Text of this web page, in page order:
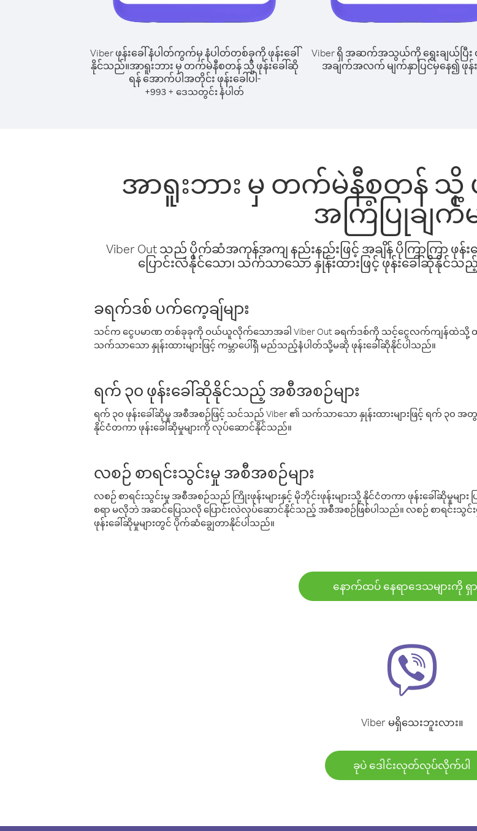
Viber ဖုန်းခေါ်နံပါတ်ကွက်မှ နံပါတ်တစ်ခုကို ဖုန်းခေါ်
နိုင်သည်။အာရူးဘား မှ တက်မဲနီစတန် သို့ ဖုန်းခေါ်ဆို
ရန် အောက်ပါအတိုင်း ဖုန်းခေါ်ပါ-
+993 + ဒေသတွင်း နံပါတ်
Viber ရှိ အဆက်အသွယ်ကို ရွေးချယ်ပြီး
အချက်အလက် မျက်နှာပြင်မှနေ၍ ဖုန်း
အာရူးဘား မှ တက်မဲနီစတန် သို့
အကြံပြုချက်မ
Viber Out သည် ပိုက်ဆံအကုန်အကျ နည်းနည်းဖြင့် အချိန် ပိုကြာကြာ ဖု
ပြောင်းလဲနိုင်သော၊ သက်သာသော နှုန်းထားဖြင့် ဖုန်းခေါ်ဆိုနိုင်သ
ခရက်ဒစ် ပက်ကေ့ချ်များ
သင်က ငွေပမာဏ တစ်ခုခုကို ဝယ်ယူလိုက်သောအခါ Viber Out ခရက်ဒစ်ကို သင့်ငွေလက်ကျန်ထဲသို့
သက်သာသော နှုန်းထားများဖြင့် ကမ္ဘာပေါ်ရှိ မည်သည့်နံပါတ်သို့မဆို ဖုန်းခေါ်ဆိုနိုင်ပါသည်။
ရက် ၃၀ ဖုန်းခေါ်ဆိုနိုင်သည့် အစီအစဉ်များ
ရက် ၃၀ ဖုန်းခေါ်ဆိုမှု အစီအစဉ်ဖြင့် သင်သည် Viber ၏ သက်သာသော နှုန်းထားများဖြင့် ရက် ၃၀
နိုင်ငံတကာ ဖုန်းခေါ်ဆိုမှုများကို လုပ်ဆောင်နိုင်သည်။
လစဉ် စာရင်းသွင်းမှု အစီအစဉ်များ
လစဉ် စာရင်းသွင်းမှု အစီအစဉ်သည် ကြိုးဖုန်းများနှင့် မိုဘိုင်းဖုန်းများသို့ နိုင်ငံတကာ ဖုန်းခေါ်ဆိုမှု
စရာ မလိုဘဲ အဆင်ပြေသလို ပြောင်းလဲလုပ်ဆောင်နိုင်သည့် အစီအစဉ်ဖြစ်ပါသည်။ လစဉ် စာရင်းသွင်
ဖုန်းခေါ်ဆိုမှုများတွင် ပိုက်ဆံချွေတာနိုင်ပါသည်။
နောက်ထပ် နေရာဒေသများကို ရှ
Viber မရှိသေးဘူးလား။
ခုပဲ ဒေါင်းလုတ်လုပ်လိုက်ပါ